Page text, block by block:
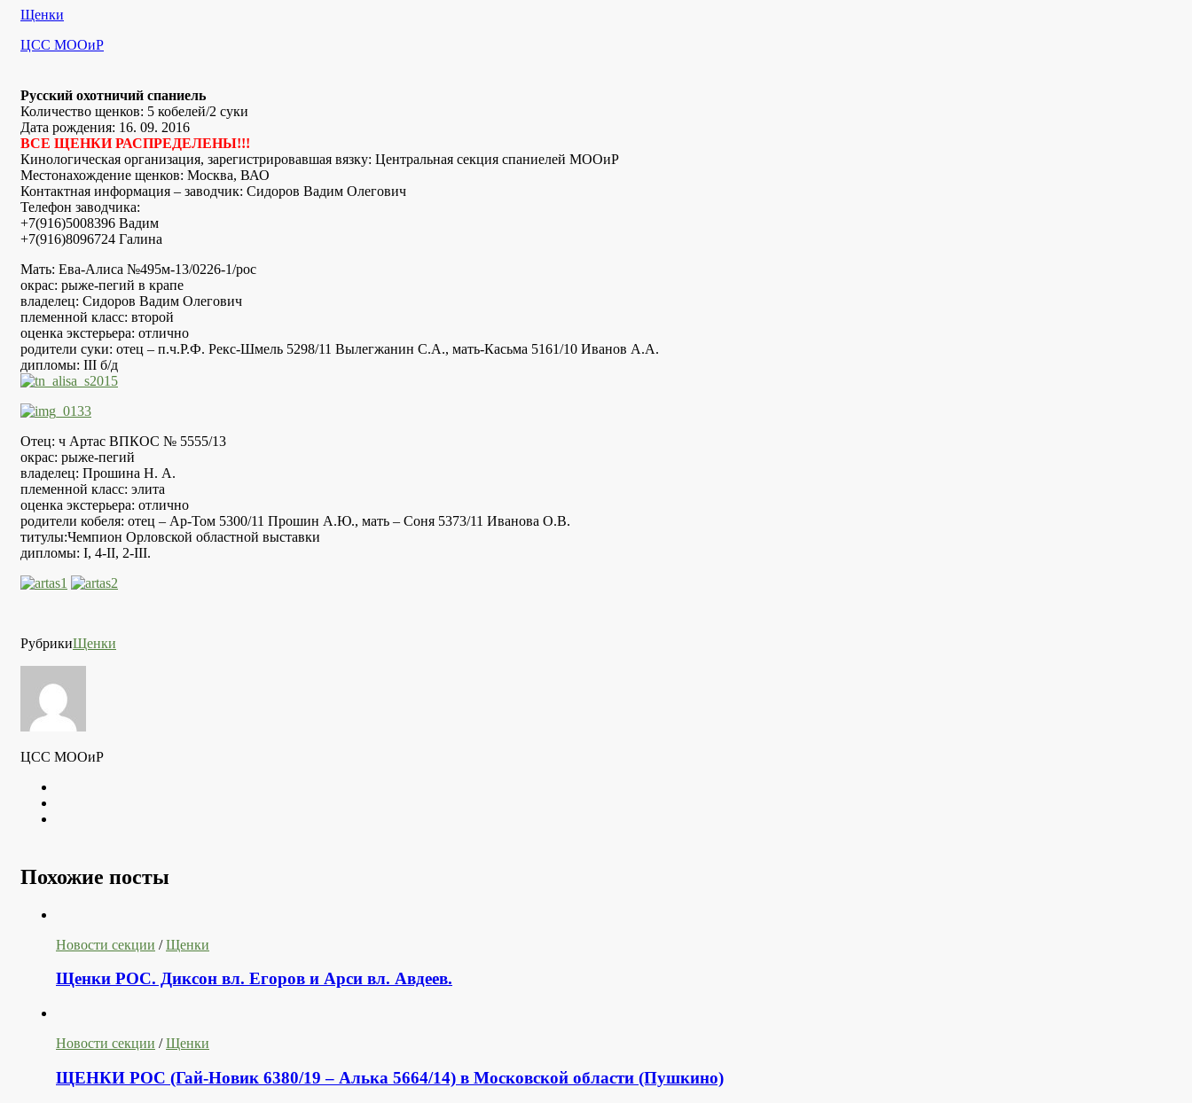
Рубрики
Щенки
Автор
ЦСС МООиР
Русский охотничий спаниель
Количество щенков: 5 кобелей/2 суки
Дата рождения: 16. 09. 2016
ВСЕ ЩЕНКИ РАСПРЕДЕЛЕНЫ!!!
Кинологическая организация, зарегистрировавшая вязку: Центральная секция спаниелей МООиР
Местонахождение щенков: Москва, ВАО
Контактная информация – заводчик: Сидоров Вадим Олегович
Телефон заводчика:
+7(916)5008396 Вадим
+7(916)8096724 Галина
Мать: Ева-Алиса №495м-13/0226-1/рос
окрас: рыже-пегий в крапе
владелец: Сидоров Вадим Олегович
племенной класс: второй
оценка экстерьера: отлично
родители суки: отец – п.ч.Р.Ф. Рекс-Шмель 5298/11 Вылегжанин С.А., мать-Касьма 5161/10 Иванов А.А.
дипломы: III б/д
Отец: ч Артас ВПКОС № 5555/13
окрас: рыже-пегий
владелец: Прошина Н. А.
племенной класс: элита
оценка экстерьера: отлично
родители кобеля: отец – Ар-Том 5300/11 Прошин А.Ю., мать – Соня 5373/11 Иванова О.В.
титулы:Чемпион Орловской областной выставки
дипломы: I, 4-II, 2-III.
РубрикиЩенки
ЦСС МООиР
Похожие посты
Новости секции /Щенки
Щенки РОС. Диксон вл. Егоров и Арси вл. Авдеев.
Новости секции /Щенки
ЩЕНКИ РОС (Гай-Новик 6380/19 – Алька 5664/14) в Московской области (Пушкино)